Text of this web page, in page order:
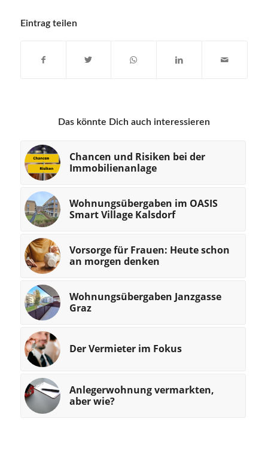
Eintrag teilen
Das könnte Dich auch interessieren
Chancen und Risiken bei der
Immobilienanlage
Wohnungsübergaben im OASIS
Smart Village Kalsdorf
Vorsorge für Frauen: Heute schon
an morgen denken
Wohnungsübergaben Janzgasse
Graz
Der Vermieter im Fokus
Anlegerwohnung vermarkten,
aber wie?